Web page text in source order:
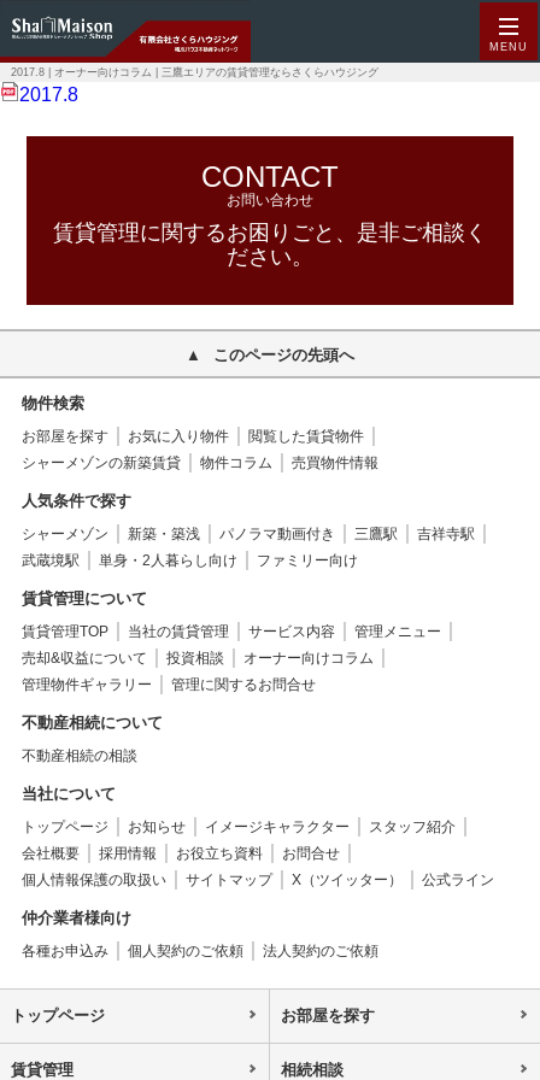
MENU
2017.8 | オーナー向けコラム | 三鷹エリアの賃貸管理ならさくらハウジング
2017.8
CONTACT
お問い合わせ
賃貸管理に関するお困りごと、是非ご相談く
ださい。
このページの先頭へ
物件検索
お部屋を探す お気に入り物件
閲覧した賃貸物件
シャーメゾンの新築賃貸
物件コラム 売買物件情報
人気条件で探す
シャーメゾン 新築・築浅 パノラマ動画付き 三鷹駅
吉祥寺駅
武蔵境駅
単身・2人暮らし向け ファミリー向け
賃貸管理について
賃貸管理TOP 当社の賃貸管理 サービス内容
管理メニュー
売却&収益について
投資相談
オーナー向けコラム
管理物件ギャラリー
管理に関するお問合せ
不動産相続について
不動産相続の相談
当社について
トップページ お知らせ イメージキャラクター
スタッフ紹介
会社概要
採用情報 お役立ち資料
お問合せ
個人情報保護の取扱い
サイトマップ X（ツイッター） 公式ライン
仲介業者様向け
各種お申込み 個人契約のご依頼 法人契約のご依頼
トップページ お部屋を探す
賃貸管理 相続相談